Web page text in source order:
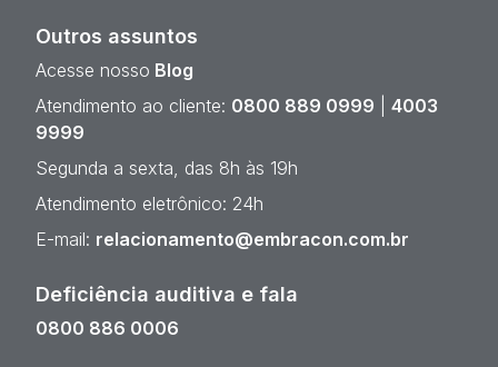
Outros assuntos
Acesse nosso Blog
Atendimento ao cliente: 0800 889 0999
4003
9999
Segunda a sexta, das 8h às 19h
Atendimento eletrônico: 24h
E-mail: relacionamento@embracon.com.br
Deficiência auditiva e fala
0800 886 0006